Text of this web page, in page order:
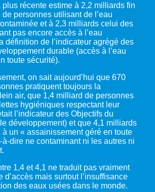
plus récente estime à 2,2 milliards fin
personnes utilisant de l’eau
et à 2,3 milliards celui des
pas encore accès à l’eau
définition de l’indicateur agrégé des
durable (accès à l’eau
toute sécurité).
on sait aujourd’hui que 670
pratiquent toujours la
air, que 1,4 milliard de personnes
hygiéniques respectant leur
l’indicateur des Objectifs du
développement) et que 4,1 milliards
à un « assainissement géré en toute
à-dire ne contaminant ni les autres ni
1,4 et 4,1 ne traduit pas vraiment
d’accès mais surtout l’insuffisance
des eaux usées dans le monde.